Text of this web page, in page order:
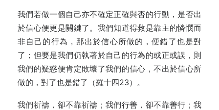
我們若做一個自己亦不確定正確與否的行動，是否出
於信心便更是關鍵了。我們知道得救是靠主的憐憫而
非自己的行為，那出於信心所做的，便錯了也是對
了；但要是我們仍執著於自己的行為的或正或誤，則
我們的疑惑便肯定敗壞了我們的信心，不出於信心所
做的，對了也是錯了（羅十四23）。
我們祈禱，卻不靠祈禱；我們行善，卻不靠善行；我